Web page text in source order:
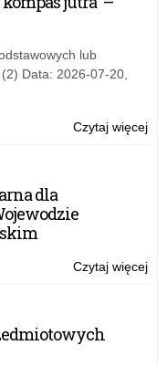
lub
Data: 2026-07-20,
Czytaj więcej
dla
Czytaj więcej